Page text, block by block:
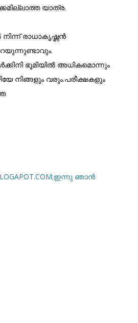
യാത്ര.
രാധാകൃഷ്ണൻ
ഭൂമിയിൽ അധികമൊന്നും
നിങ്ങളും വരും.പരീക്ഷകളും
ഞാൻ